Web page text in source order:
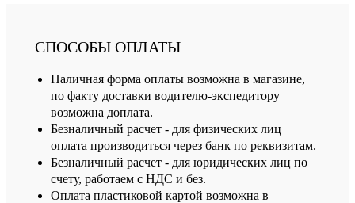
СПОСОБЫ ОПЛАТЫ
Наличная форма оплаты возможна в магазине,
по факту доставки водителю-экспедитору
возможна доплата.
Безналичный расчет - для физических лиц
оплата производиться через банк по реквизитам.
Безналичный расчет - для юридических лиц по
счету, работаем с НДС и без.
Оплата пластиковой картой возможна в